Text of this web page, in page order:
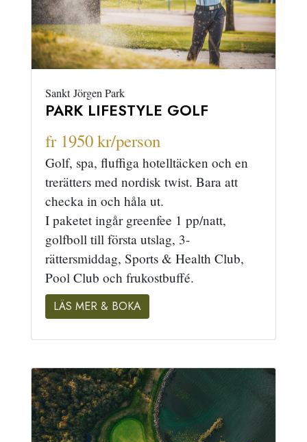
Sankt Jörgen Park
PARK LIFESTYLE GOLF
fr 1950 kr/person
Golf, spa, fluffiga hotelltäcken och en
trerätters med nordisk twist. Bara att
checka in och håla ut.
I paketet ingår greenfee 1 pp/natt,
golfboll till första utslag, 3-
rättersmiddag, Sports & Health Club,
Pool Club och frukostbuffé.
LÄS MER & BOKA